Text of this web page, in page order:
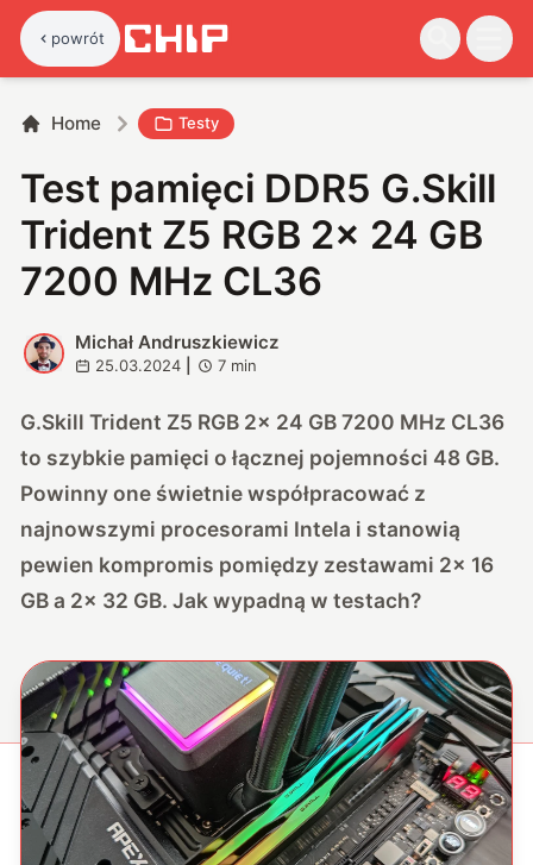
powrót
Home Testy
Test pamięci DDR5 G.Skill
Trident Z5 RGB 2x 24 GB
7200 MHz CL36
M
Michał Andruszkiewicz
25.03.2024 7 min
G.Skill Trident Z5 RGB 2x 24 GB 7200 MHz CL36
to szybkie pamięci o łącznej pojemności 48 GB.
Powinny one świetnie współpracować z
najnowszymi procesorami Intela i stanowią
pewien kompromis pomiędzy zestawami 2x 16
GB a 2x 32 GB. Jak wypadną w testach?